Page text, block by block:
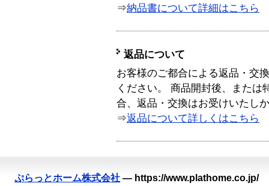
⇒納品書について詳細はこちら
返品について
お客様のご都合による返品・交
ください。 商品開封後、または
合、返品・交換はお受けいたし
⇒返品について詳しくはこちら
ぷらっとホーム株式会社 — https://www.plathome.co.jp/